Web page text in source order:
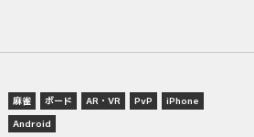
麻雀 ボード AR・VR PvP
iPhone
Android